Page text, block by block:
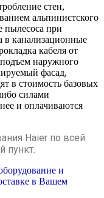
стен,
альпинистского
пылесоса при
в канализационные
кабеля от
наружного
фасад,
в стоимость базовых
силами
и оплачиваются
Haier по всей
пункт.
и
в Вашем